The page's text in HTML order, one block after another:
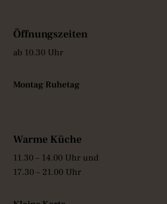
Öffnungszeiten
ab 10.30 Uhr
Montag Ruhetag
Warme Küche
11.30 – 14.00 Uhr und
17.30 – 21.00 Uhr